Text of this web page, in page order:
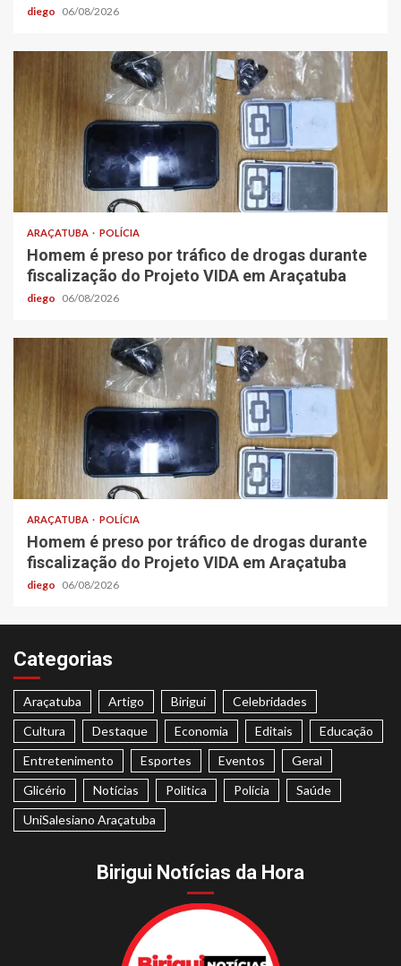
diego 06/08/2026
ARAÇATUBA POLÍCIA
Homem é preso por tráfico de drogas durante
fiscalização do Projeto VIDA em Araçatuba
diego 06/08/2026
ARAÇATUBA POLÍCIA
Homem é preso por tráfico de drogas durante
fiscalização do Projeto VIDA em Araçatuba
diego 06/08/2026
Categorias
Araçatuba Artigo Birigui
Celebridades
Cultura
Destaque Economia Editais
Educação
Entretenimento
Esportes Eventos
Geral
Glicério
Notícias Politica Polícia
Saúde
UniSalesiano Araçatuba
Birigui Notícias da Hora